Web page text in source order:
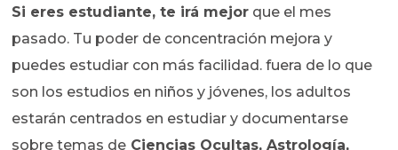
Si eres estudiante, te irá mejor que el mes
pasado. Tu poder de concentración mejora y
puedes estudiar con más facilidad. fuera de lo que
son los estudios en niños y jóvenes, los adultos
estarán centrados en estudiar y documentarse
sobre temas de Ciencias Ocultas, Astrología,